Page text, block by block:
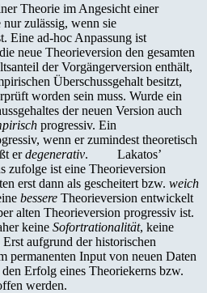
Theorie im Angesicht einer
zulässig, wenn sie
Eine ad-hoc Anpassung ist
neue Theorieversion den gesamten
der Vorgängerversion enthält,
Überschussgehalt besitzt,
worden sein muss. Wurde ein
der neuen Version auch
progressiv. Ein
wenn er zumindest theoretisch
erdegenerativ.
Lakatos’
zufolge ist eine Theorieversion
erst dann als gescheitert bzw. weich
bessere Theorieversion entwickelt
alten Theorieversion progressiv ist.
keine Sofortrationalität, keine
aufgrund der historischen
permanenten Input von neuen Daten
Erfolg eines Theoriekerns bzw.
werden.